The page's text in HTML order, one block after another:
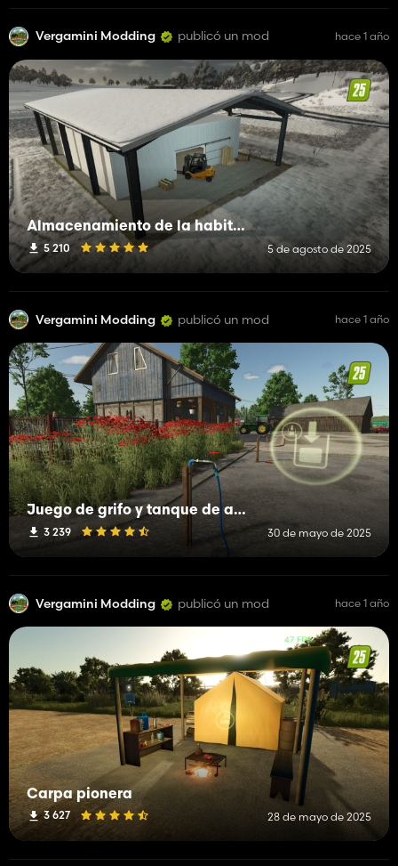
Vergamini Modding publicó un mod hace 1 año
Almacenamiento de la habitación fría
5 210 5 de agosto de 2025
Vergamini Modding publicó un mod hace 1 año
Juego de grifo y tanque de agua
3 239 30 de mayo de 2025
Vergamini Modding publicó un mod hace 1 año
Carpa pionera
3 627 28 de mayo de 2025